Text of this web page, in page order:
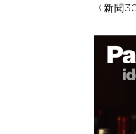
〈新聞